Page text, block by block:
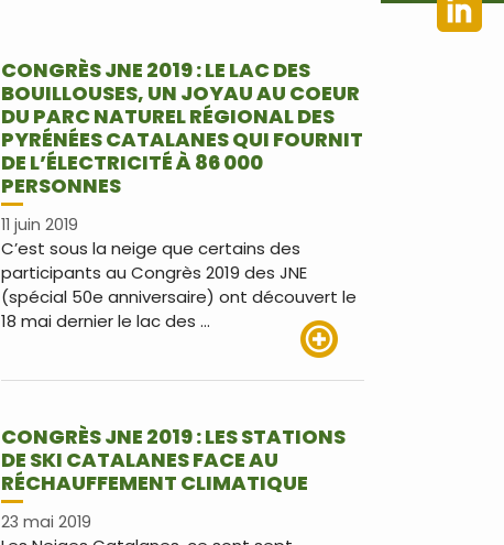
CONGRÈS JNE 2019 : LE LAC DES
BOUILLOUSES, UN JOYAU AU COEUR
DU PARC NATUREL RÉGIONAL DES
PYRÉNÉES CATALANES QUI FOURNIT
DE L’ÉLECTRICITÉ À 86 000
PERSONNES
11 juin 2019
C’est sous la neige que certains des
participants au Congrès 2019 des JNE
(spécial 50e anniversaire) ont découvert le
18 mai dernier le lac des …
CONGRÈS JNE 2019 : LES STATIONS
DE SKI CATALANES FACE AU
RÉCHAUFFEMENT CLIMATIQUE
23 mai 2019